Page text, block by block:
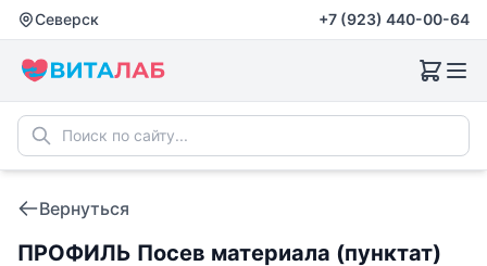
Северск +7 (923) 440-00-64
Вернуться
ПРОФИЛЬ Посев материала (пунктат)